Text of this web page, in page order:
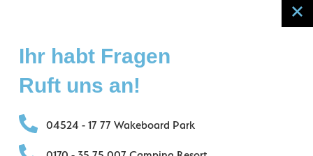
Ihr habt Fragen
Ruft uns an!
04524 - 17 77 Wakeboard Park